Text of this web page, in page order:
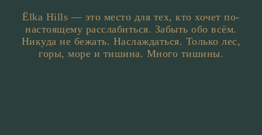
Ёlka Hills — это место для тех, кто хочет по-
настоящему расслабиться. Забыть обо всём.
Никуда не бежать. Наслаждаться. Только лес,
горы, море и тишина. Много тишины.